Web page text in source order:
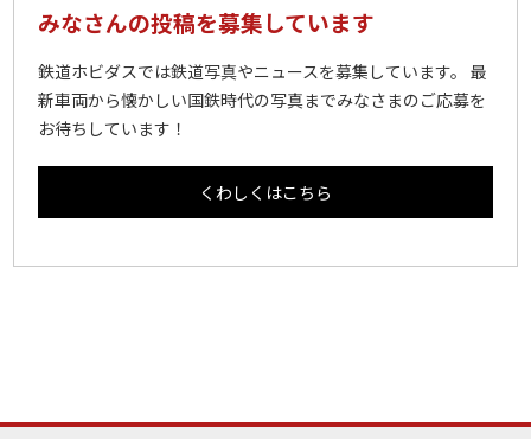
みなさんの投稿を募集しています
鉄道ホビダスでは鉄道写真やニュースを募集しています。 最
新車両から懐かしい国鉄時代の写真までみなさまのご応募を
お待ちしています！
くわしくはこちら